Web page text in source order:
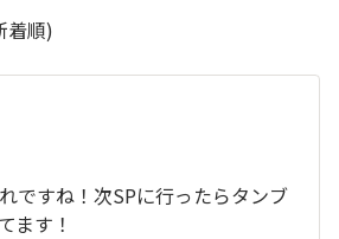
着順)
ですね！次SPに行ったらタンブ
ます！